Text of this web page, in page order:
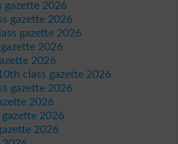
gazette 2026
gazette 2026
gazette 2026
2026
2026
class gazette 2026
gazette 2026
2026
2026
2026